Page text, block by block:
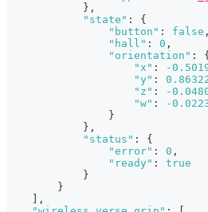
} ,
"state" :
{
"button" : false ,
"hall" : 0 ,
"orientation" :
{
"x" : -
"y" :
"z" : -
"w" :
-
}
} ,
"status" :
{
"error" : 0 ,
"ready" :
true
}
}
,